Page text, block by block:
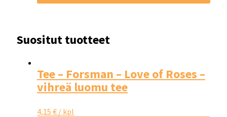
Suositut tuotteet
Tee – Forsman – Love of Roses –
vihreä luomu tee
4,15 € / kpl